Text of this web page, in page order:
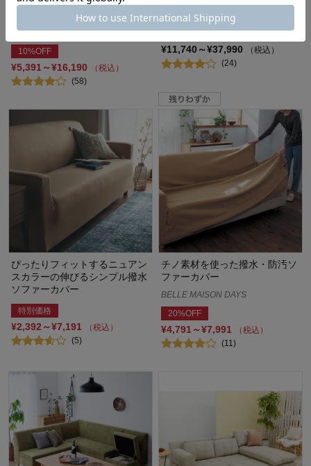
ぴったりフィットするリネン混
撥水の伸びるソファーカバー
10%OFF
¥5,391～¥16,190
（税込）
(58)
横に伸びるソファーカバー”バ
トン”
¥11,740～¥37,990
（税込）
(24)
ぴったりフィットするニュアン
スカラーの伸びるシンプル撥水
ソファーカバー
特別価格
¥2,392～¥7,191
（税込）
(5)
チノ素材を使った撥水・防汚ソ
ファーカバー
BELLE MAISON DAYS
20%OFF
¥4,791～¥7,991
（税込）
(11)